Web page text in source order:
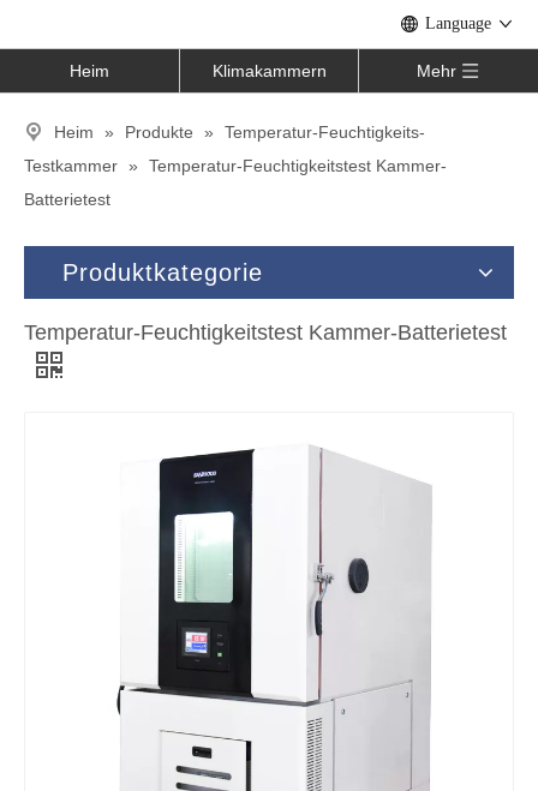
Language
Heim Klimakammern Mehr
Heim » Produkte »
Temperatur-Feuchtigkeits-
Testkammer »
Temperatur-Feuchtigkeitstest Kammer-
Batterietest
Produktkategorie
Temperatur-Feuchtigkeitstest Kammer-Batterietest